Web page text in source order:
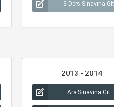
3 Ders Sınavına Git
2013 - 2014
Ara Sınavına Git